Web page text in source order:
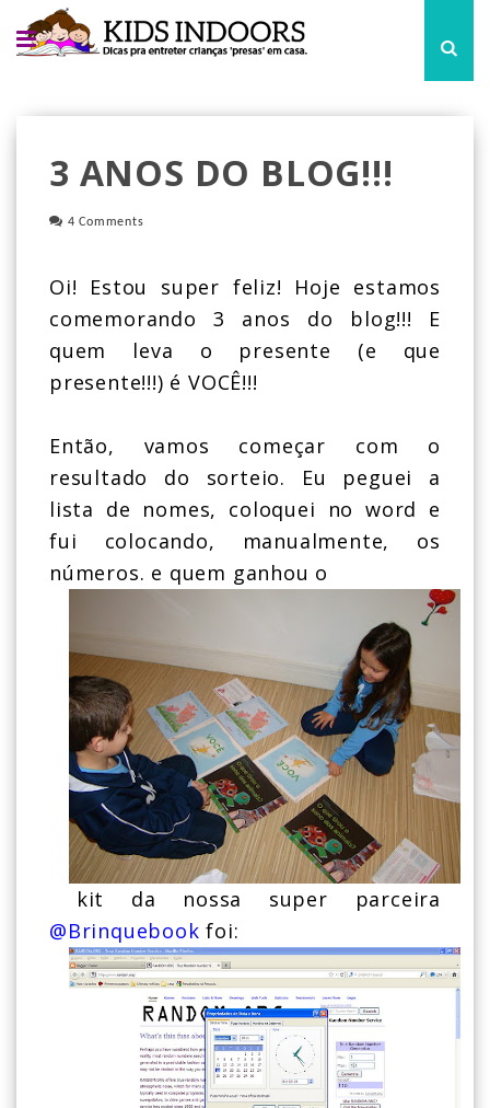
3 ANOS DO BLOG!!!
4 Comments
Oi! Estou super feliz! Hoje estamos
comemorando 3 anos do blog!!! E
quem leva o presente (e que
presente!!!) é VOCÊ!!!
Então, vamos começar com o
resultado do sorteio. Eu peguei a
lista de nomes, coloquei no word e
fui colocando, manualmente, os
números. e quem ganhou o
kit da nossa super parceira
@Brinquebook foi: